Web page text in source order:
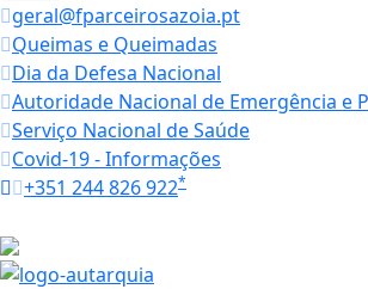
geral@fparceirosazoia.pt
Queimas e Queimadas
Dia da Defesa Nacional
Autoridade Nacional de Emergência e
Serviço Nacional de Saúde
Covid-19 - Informações
+351 244 826 922*